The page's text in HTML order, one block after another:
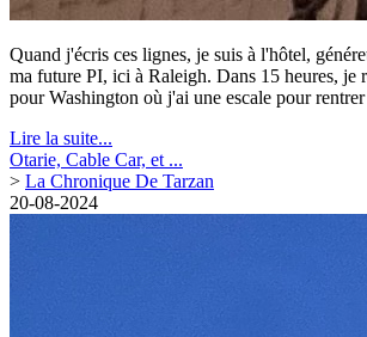
Quand j'écris ces lignes, je suis à l'hôtel,
ma future PI, ici à Raleigh. Dans 15 heures, je
pour Washington où j'ai une escale pour rentrer
Lire la suite...
Otarie, Cable Car, et ...
> La Chronique De Tarzan
20-08-2024